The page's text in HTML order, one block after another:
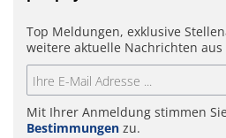
Top Meldungen, exklusive
weitere aktuelle Nachrichten aus
Mit Ihrer Anmeldung stimmen
Bestimmungen zu.